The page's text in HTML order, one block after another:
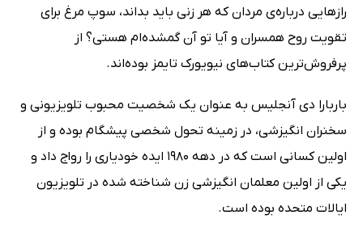
رازهایی درباره‌ی مردان که هر زنی باید بداند، سوپ مرغ برای
تقویت روح همسران و آیا تو آن گمشده‌ام هستی؟ از
پرفروش‌ترین کتاب‌های نیویورک تایمز بوده‌اند.
باربارا دی آنجلیس به عنوان یک شخصیت محبوب تلویزیونی و
سخنران انگیزشی، در زمینه تحول شخصی پیشگام بوده و از
اولین کسانی است که در دهه 1980 ایده خودیاری را رواج داد و
یکی از اولین معلمان انگیزشی زن شناخته شده در تلویزیون
ایالات متحده بوده است.